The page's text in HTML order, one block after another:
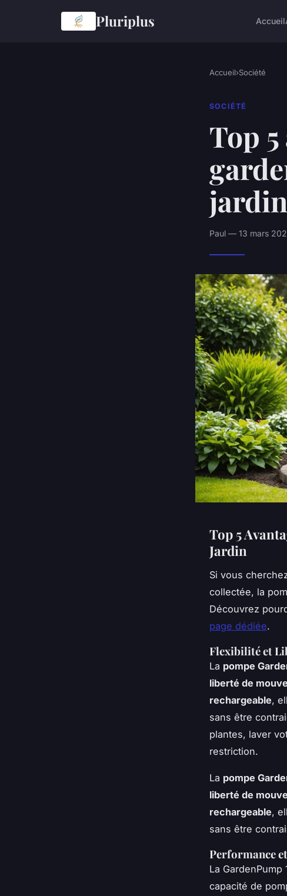
Pluriplus Accueil
Accueil›Société
SOCIÉTÉ
Top
jardin
Paul — 13 mars
Top 5
Jardin
Si vous
collectée, la
Découvrez
page dédiée.
Flexibilité et
La pompe
liberté de
rechargeable,
sans être
plantes, laver
restriction.
La pompe
liberté de
rechargeable,
sans être
Performance
La
capacité de